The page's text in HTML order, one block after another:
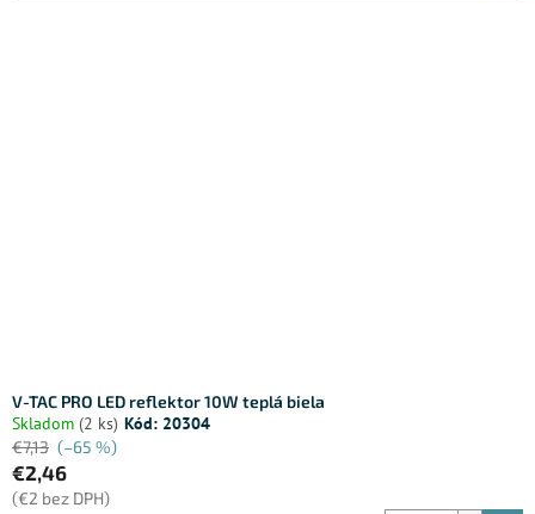
V-TAC PRO LED reflektor 10W teplá biela
Skladom (2 ks) Kód: 20304
€7,13 (–65 %)
€2,46
(€2 bez DPH)